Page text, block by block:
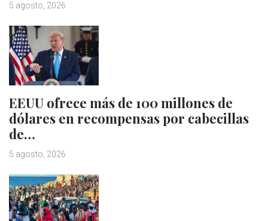
5 agosto, 2026
EEUU ofrece más de 100 millones de
dólares en recompensas por cabecillas
de…
5 agosto, 2026